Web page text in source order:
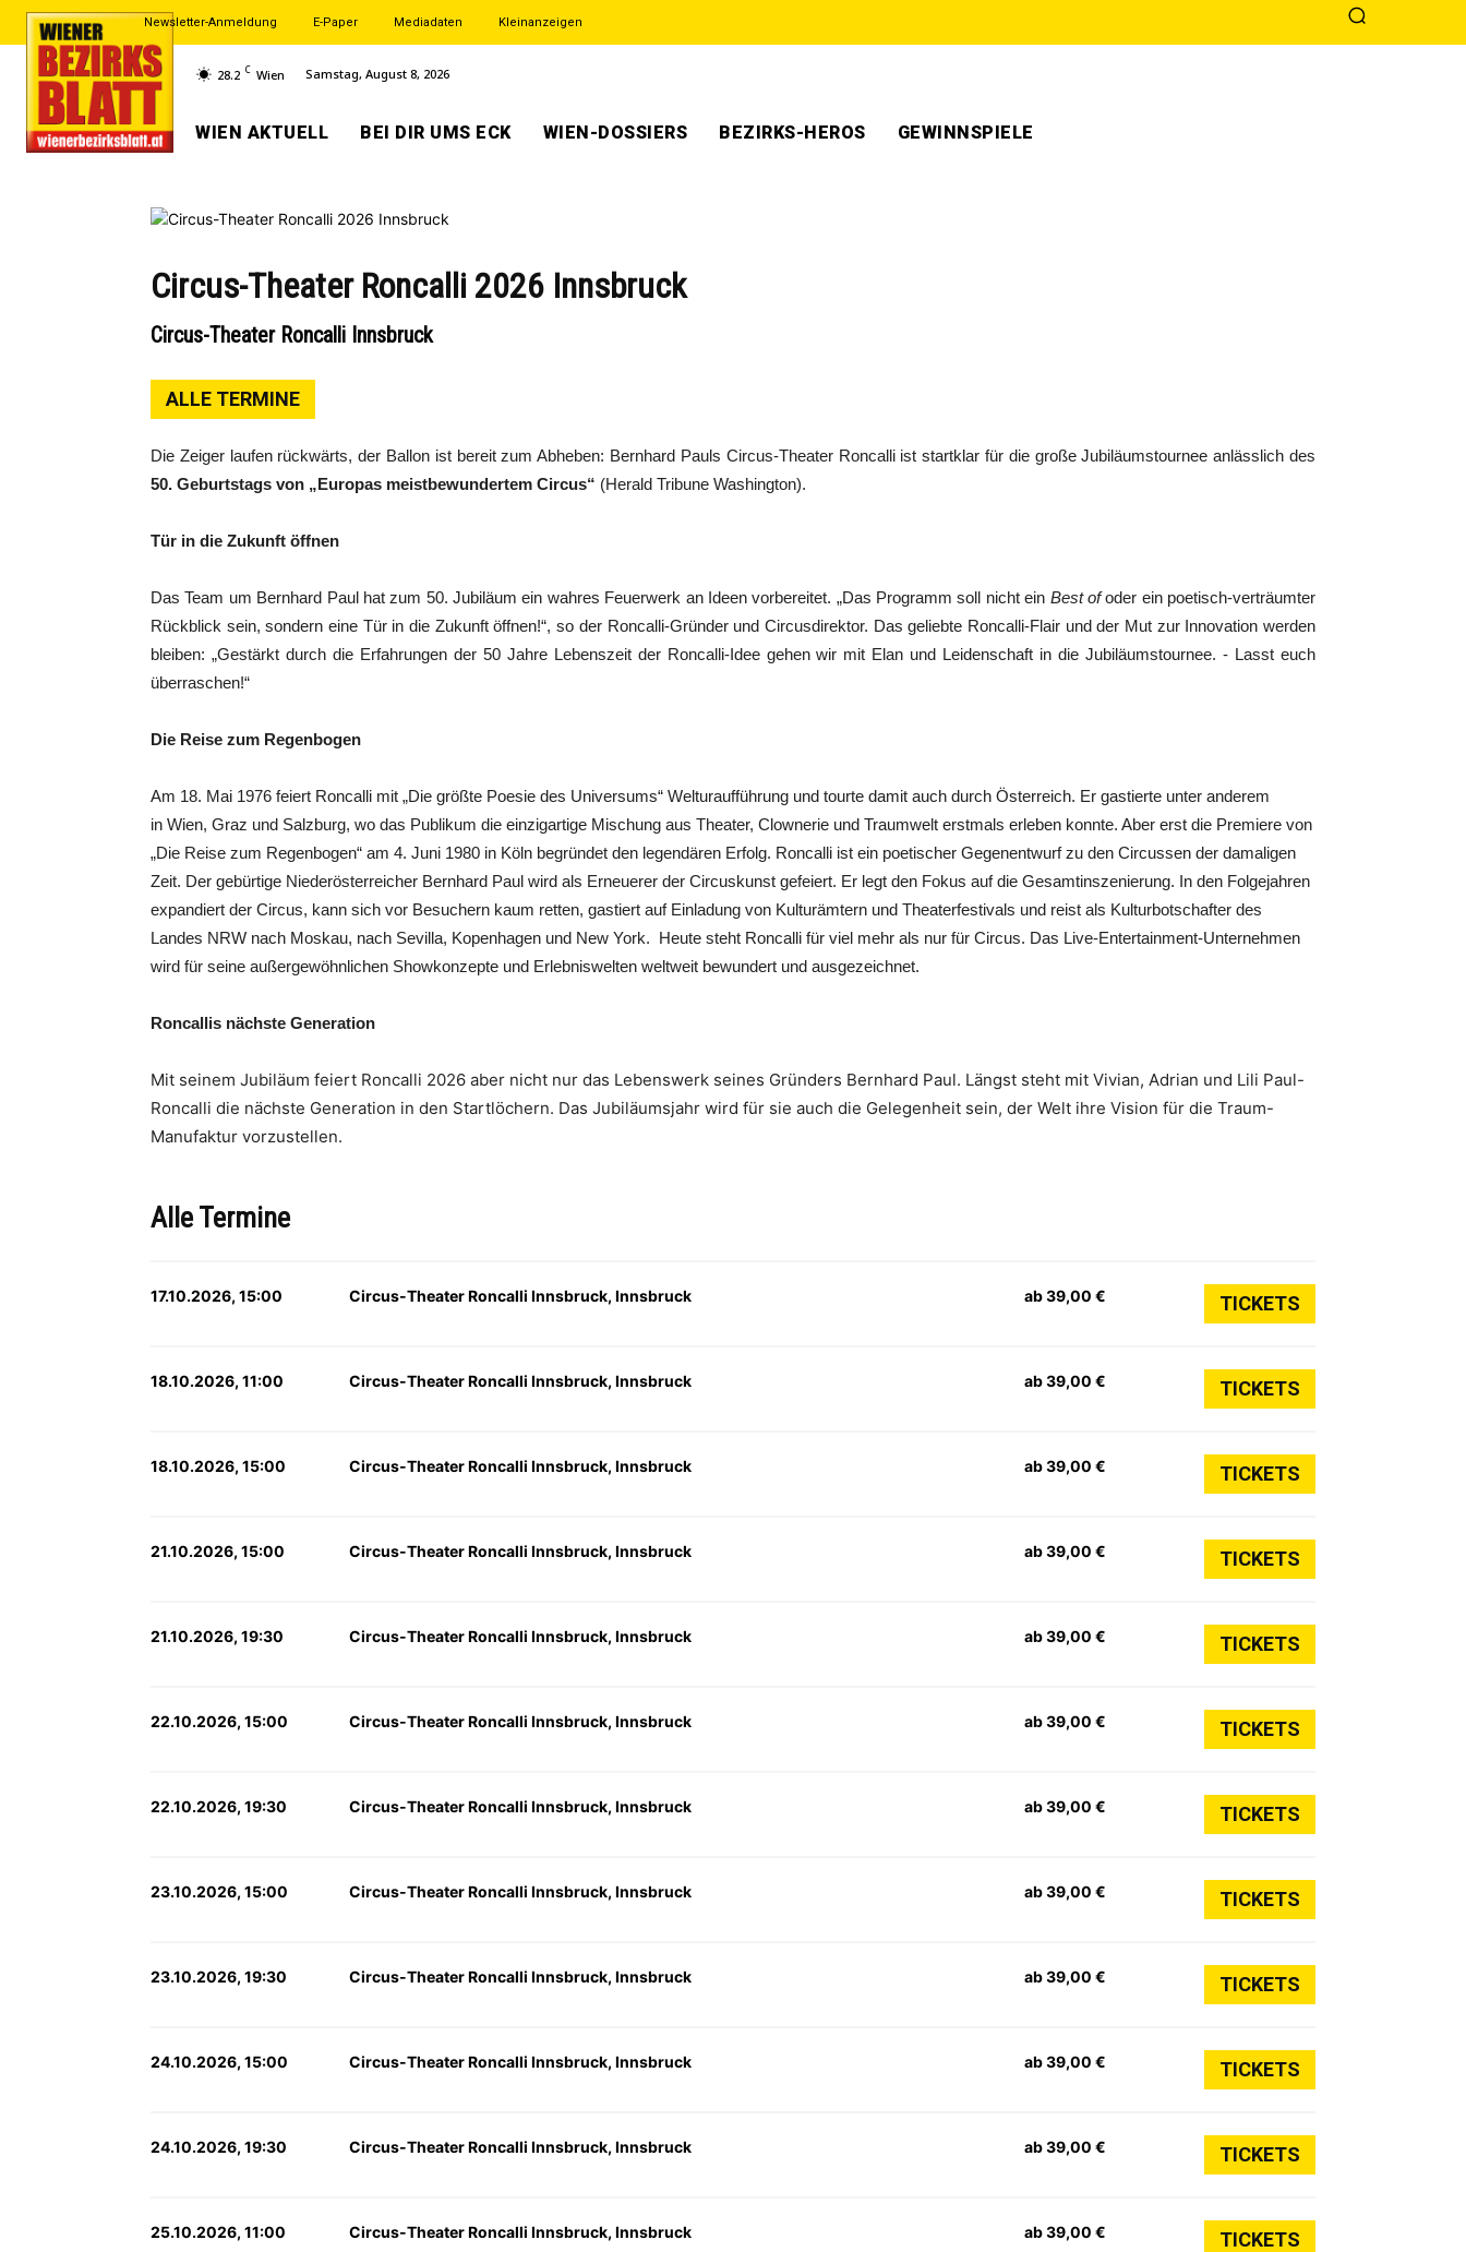
Newsletter-Anmeldung E-Paper Mediadaten Kleinanzeigen
28.2 C Wien Samstag, August 8, 2026
WIEN AKTUELL BEI DIR UMS ECK WIEN-DOSSIERS BEZIRKS-HEROS GEWINNSPIELE
Circus-Theater Roncalli 2026 Innsbruck
Circus-Theater Roncalli Innsbruck
ALLE TERMINE
Die Zeiger laufen rückwärts, der Ballon ist bereit zum Abheben: Bernhard Pauls Circus-Theater Roncalli ist startklar für die große Jubiläumstournee anlässlich des
50. Geburtstags von „Europas meistbewundertem Circus“ (Herald Tribune Washington).
Tür in die Zukunft öffnen
Das Team um Bernhard Paul hat zum 50. Jubiläum ein wahres Feuerwerk an Ideen vorbereitet. „Das Programm soll nicht ein Best ofoder ein poetisch-verträumter
Rückblick sein, sondern eine Tür in die Zukunft öffnen!“, so der Roncalli-Gründer und Circusdirektor. Das geliebte Roncalli-Flair und der Mut zur Innovation werden
bleiben: „Gestärkt durch die Erfahrungen der 50 Jahre Lebenszeit der Roncalli-Idee gehen wir mit Elan und Leidenschaft in die Jubiläumstournee. - Lasst euch
überraschen!“
Die Reise zum Regenbogen
Am 18. Mai 1976 feiert Roncalli mit „Die größte Poesie des Universums“ Welturaufführung und tourte damit auch durch Österreich. Er gastierte unter anderem
in Wien, Graz und Salzburg, wo das Publikum die einzigartige Mischung aus Theater, Clownerie und Traumwelt erstmals erleben konnte. Aber erst die Premiere von
„Die Reise zum Regenbogen“ am 4. Juni 1980 in Köln begründet den legendären Erfolg. Roncalli ist ein poetischer Gegenentwurf zu den Circussen der damaligen
Zeit. Der gebürtige Niederösterreicher Bernhard Paul wird als Erneuerer der Circuskunst gefeiert. Er legt den Fokus auf die Gesamtinszenierung. In den Folgejahren
expandiert der Circus, kann sich vor Besuchern kaum retten, gastiert auf Einladung von Kulturämtern und Theaterfestivals und reist als Kulturbotschafter des
Landes NRW nach Moskau, nach Sevilla, Kopenhagen und New York. Heute steht Roncalli für viel mehr als nur für Circus. Das Live-Entertainment-Unternehmen
wird für seine außergewöhnlichen Showkonzepte und Erlebniswelten weltweit bewundert und ausgezeichnet.
Roncallis nächste Generation
Mit seinem Jubiläum feiert Roncalli 2026 aber nicht nur das Lebenswerk seines Gründers Bernhard Paul. Längst steht mit Vivian, Adrian und Lili Paul-
Roncalli die nächste Generation in den Startlöchern. Das Jubiläumsjahr wird für sie auch die Gelegenheit sein, der Welt ihre Vision für die Traum-
Manufaktur vorzustellen.
Alle Termine
17.10.2026, 15:00 Circus-Theater Roncalli Innsbruck, Innsbruck ab 39,00 € TICKETS
18.10.2026, 11:00 Circus-Theater Roncalli Innsbruck, Innsbruck ab 39,00 € TICKETS
18.10.2026, 15:00 Circus-Theater Roncalli Innsbruck, Innsbruck ab 39,00 € TICKETS
21.10.2026, 15:00 Circus-Theater Roncalli Innsbruck, Innsbruck ab 39,00 € TICKETS
21.10.2026, 19:30 Circus-Theater Roncalli Innsbruck, Innsbruck ab 39,00 € TICKETS
22.10.2026, 15:00 Circus-Theater Roncalli Innsbruck, Innsbruck ab 39,00 € TICKETS
22.10.2026, 19:30 Circus-Theater Roncalli Innsbruck, Innsbruck ab 39,00 € TICKETS
23.10.2026, 15:00 Circus-Theater Roncalli Innsbruck, Innsbruck ab 39,00 € TICKETS
23.10.2026, 19:30 Circus-Theater Roncalli Innsbruck, Innsbruck ab 39,00 € TICKETS
24.10.2026, 15:00 Circus-Theater Roncalli Innsbruck, Innsbruck ab 39,00 € TICKETS
24.10.2026, 19:30 Circus-Theater Roncalli Innsbruck, Innsbruck ab 39,00 € TICKETS
25.10.2026, 11:00 Circus-Theater Roncalli Innsbruck, Innsbruck ab 39,00 € TICKETS